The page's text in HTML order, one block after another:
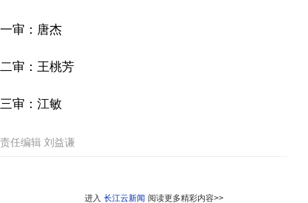
一审：唐杰
二审：王桃芳
三审：江敏
责任编辑 刘益谦
进入 长江云新闻 阅读更多精彩内容>>